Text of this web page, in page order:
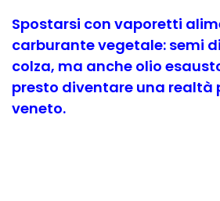
Spostarsi con vaporetti
carburante vegetale: semi
colza, ma anche olio
presto diventare una realtà
veneto.